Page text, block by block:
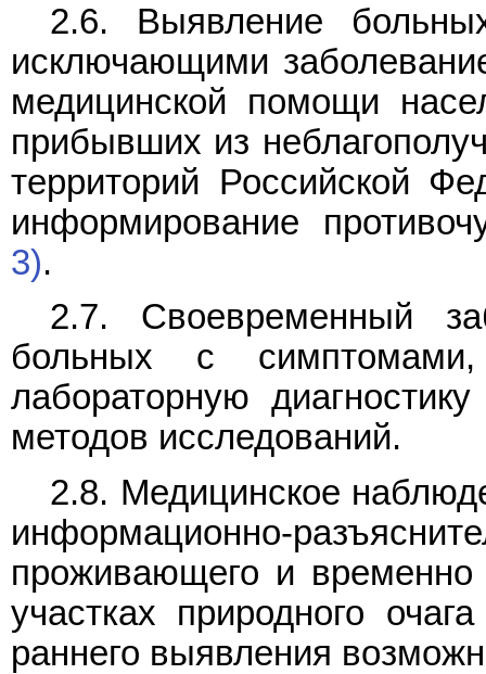
2.6. Выявление
исключающими
медицинской помощи
прибывших из
территорий Российской
информирование
3).
2.7. Своевременный
больных с
лабораторную
методов исследований.
2.8. Медицинское
информационно-
проживающего и временно
участках природного
раннего выявления